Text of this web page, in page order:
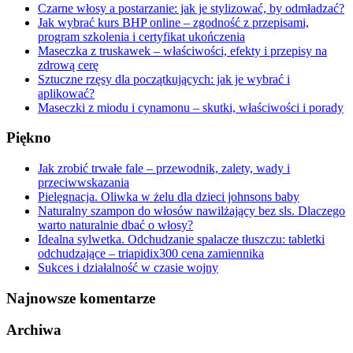
Czarne włosy a postarzanie: jak je stylizować, by odmładzać?
Jak wybrać kurs BHP online – zgodność z przepisami,
program szkolenia i certyfikat ukończenia
Maseczka z truskawek – właściwości, efekty i przepisy na
zdrową cerę
Sztuczne rzęsy dla początkujących: jak je wybrać i
aplikować?
Maseczki z miodu i cynamonu – skutki, właściwości i porady
Piękno
Jak zrobić trwałe fale – przewodnik, zalety, wady i
przeciwwskazania
Pielęgnacja. Oliwka w żelu dla dzieci johnsons baby
Naturalny szampon do włosów nawilżający bez sls. Dlaczego
warto naturalnie dbać o włosy?
Idealna sylwetka. Odchudzanie spalacze tłuszczu: tabletki
odchudzające – triapidix300 cena zamiennika
Sukces i działalność w czasie wojny
Najnowsze komentarze
Archiwa